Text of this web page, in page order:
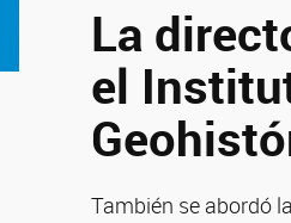
La
el
También se abordó